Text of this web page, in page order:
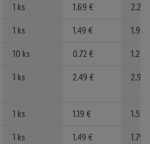
1 ks 1.69 € 2.29
1 ks 1.49 € 1.99
10 ks 0.72 € 1.20
1 ks 2.49 € 2.95
1 ks 1.19 € 1.59
1 ks 1.49 € 1.79 €